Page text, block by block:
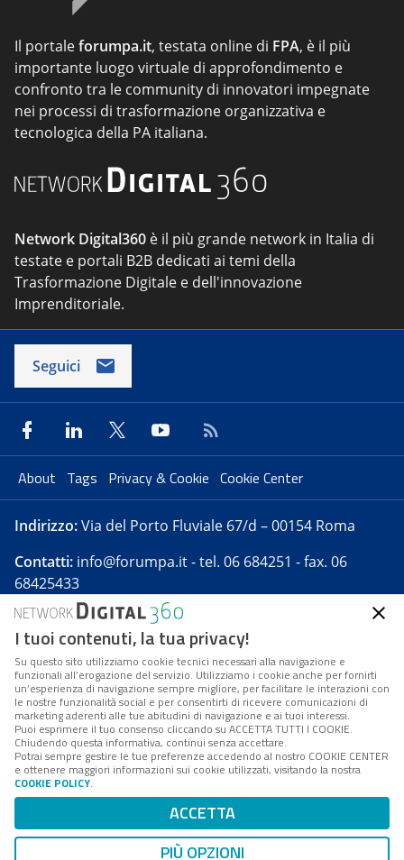
Il portaleforumpa.it, testata online di FPA, è il più
importante luogo virtuale di approfondimento e
confronto tra le community di innovatori impegnate
nei processi di trasformazione organizzativa e
tecnologica della PA italiana.
Network Digital360 è il più grande network in Italia di
testate e portali B2B dedicati ai temi della
Trasformazione Digitale e dell'innovazione
Imprenditoriale.
Seguici
About Tags Privacy & Cookie Cookie Center
Indirizzo:Via del Porto Fluviale 67/d – 00154 Roma
Contatti: info@forumpa.it- tel. 06 684251 - fax. 06
68425433
Forumpa.itè una pubblicazione telematica iscritta
presso Registro della stampa del Tribunale di Roma -
Reg. n. 182 del 2 maggio 2008 - Direttore resp. Michela
Stentella
FPA s.r.l. è società soggetta a Direzione e
Coordinamento da parte di Digital360 S.p.A. - FPA s.r.l.
è un'azienda certificata per il sistema di management
Codice Fiscale/Partita IVA n. 10693191008 - R.E.A. Roma
n. 1249791. ISP AWS
Mappa del sito
I tuoi contenuti, la tua privacy!
Su questo sito utilizziamo cookie tecnici necessari alla navigazione e
funzionali all’erogazione del servizio. Utilizziamo i cookie anche per fornirti
un’esperienza di navigazione sempre migliore, per facilitare le interazioni con
le nostre funzionalità social e per consentirti di ricevere comunicazioni di
marketing aderenti alle tue abitudini di navigazione e ai tuoi interessi.
Puoi esprimere il tuo consenso cliccando su ACCETTA TUTTI I COOKIE.
Chiudendo questa informativa, continui senza accettare.
Potrai sempre gestire le tue preferenze accedendo al nostro COOKIE CENTER
e ottenere maggiori informazioni sui cookie utilizzati, visitando la nostra
COOKIE POLICY.
ACCETTA
PIÙ OPZIONI